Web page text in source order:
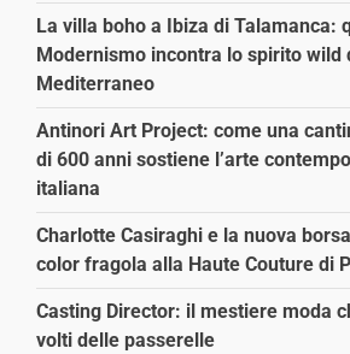
La villa boho a Ibiza di Talamanca:
Modernismo incontra lo spirito wild
Mediterraneo
Antinori Art Project: come una
di 600 anni sostiene l’arte
italiana
Charlotte Casiraghi e la nuova
color fragola alla Haute Couture di
Casting Director: il mestiere moda
volti delle passerelle